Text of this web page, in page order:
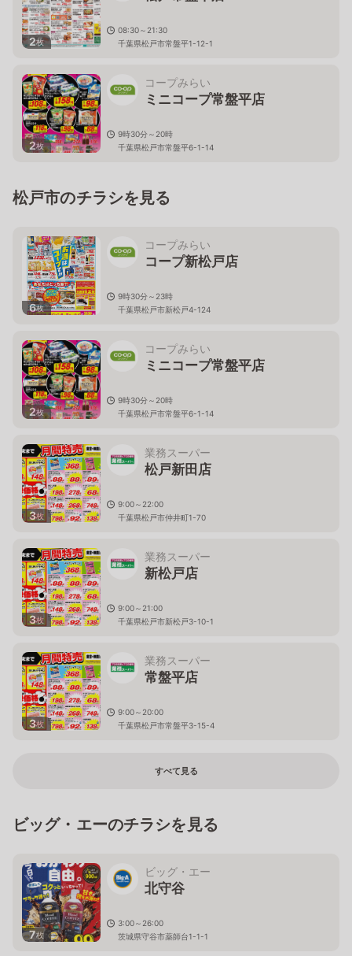
2枚
08:30～21:30
千葉県松戸市常盤平1-12-1
2枚
コープみらい
ミニコープ常盤平店
9時30分～20時
千葉県松戸市常盤平6-1-14
松戸市のチラシを見る
6枚
コープみらい
コープ新松戸店
9時30分～23時
千葉県松戸市新松戸4-124
2枚
コープみらい
ミニコープ常盤平店
9時30分～20時
千葉県松戸市常盤平6-1-14
3枚
業務スーパー
松戸新田店
9:00～22:00
千葉県松戸市仲井町1-70
3枚
業務スーパー
新松戸店
9:00～21:00
千葉県松戸市新松戸3-10-1
3枚
業務スーパー
常盤平店
9:00～20:00
千葉県松戸市常盤平3-15-4
すべて見る
ビッグ・エーのチラシを見る
7枚
ビッグ・エー
北守谷
3:00～26:00
茨城県守谷市薬師台1-1-1